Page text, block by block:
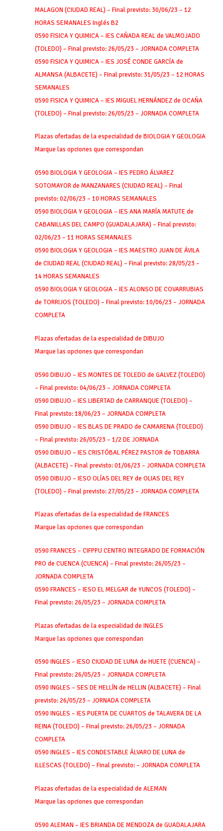
MALAGON (CIUDAD REAL) – Final previsto: 30/06/23 – 12
HORAS SEMANALES Inglés B2
0590 FISICA Y QUIMICA – IES CAÑADA REAL de VALMOJADO
(TOLEDO) – Final previsto: 26/05/23 – JORNADA COMPLETA
0590 FISICA Y QUIMICA – IES JOSÉ CONDE GARCÍA de
ALMANSA (ALBACETE) – Final previsto: 31/05/23 – 12 HORAS
SEMANALES
0590 FISICA Y QUIMICA – IES MIGUEL HERNÁNDEZ de OCAÑA
(TOLEDO) – Final previsto: 26/05/23 – JORNADA COMPLETA
Plazas ofertadas de la especialidad de BIOLOGIA Y GEOLOGIA
Marque las opciones que correspondan
0590 BIOLOGIA Y GEOLOGIA – IES PEDRO ÁLVAREZ
SOTOMAYOR de MANZANARES (CIUDAD REAL) – Final
previsto: 02/06/23 – 10 HORAS SEMANALES
0590 BIOLOGIA Y GEOLOGIA – IES ANA MARÍA MATUTE de
CABANILLAS DEL CAMPO (GUADALAJARA) – Final previsto:
02/06/23 – 11 HORAS SEMANALES
0590 BIOLOGIA Y GEOLOGIA – IES MAESTRO JUAN DE ÁVILA
de CIUDAD REAL (CIUDAD REAL) – Final previsto: 28/05/23 –
14 HORAS SEMANALES
0590 BIOLOGIA Y GEOLOGIA – IES ALONSO DE COVARRUBIAS
de TORRIJOS (TOLEDO) – Final previsto: 10/06/23 – JORNADA
COMPLETA
Plazas ofertadas de la especialidad de DIBUJO
Marque las opciones que correspondan
0590 DIBUJO – IES MONTES DE TOLEDO de GALVEZ (TOLEDO)
– Final previsto: 04/06/23 – JORNADA COMPLETA
0590 DIBUJO – IES LIBERTAD de CARRANQUE (TOLEDO) –
Final previsto: 18/06/23 – JORNADA COMPLETA
0590 DIBUJO – IES BLAS DE PRADO de CAMARENA (TOLEDO)
– Final previsto: 26/05/23 – 1/2 DE JORNADA
0590 DIBUJO – IES CRISTÓBAL PÉREZ PASTOR de TOBARRA
(ALBACETE) – Final previsto: 01/06/23 – JORNADA COMPLETA
0590 DIBUJO – IESO OLÍAS DEL REY de OLIAS DEL REY
(TOLEDO) – Final previsto: 27/05/23 – JORNADA COMPLETA
Plazas ofertadas de la especialidad de FRANCES
Marque las opciones que correspondan
0590 FRANCES – CIFPPU CENTRO INTEGRADO DE FORMACIÓN
PRO de CUENCA (CUENCA) – Final previsto: 26/05/23 –
JORNADA COMPLETA
0590 FRANCES – IESO EL MELGAR de YUNCOS (TOLEDO) –
Final previsto: 26/05/23 – JORNADA COMPLETA
Plazas ofertadas de la especialidad de INGLES
Marque las opciones que correspondan
0590 INGLES – IESO CIUDAD DE LUNA de HUETE (CUENCA) –
Final previsto: 26/05/23 – JORNADA COMPLETA
0590 INGLES – SES DE HELLÍN de HELLIN (ALBACETE) – Final
previsto: 26/05/23 – JORNADA COMPLETA
0590 INGLES – IES PUERTA DE CUARTOS de TALAVERA DE LA
REINA (TOLEDO) – Final previsto: 26/05/23 – JORNADA
COMPLETA
0590 INGLES – IES CONDESTABLE ÁLVARO DE LUNA de
ILLESCAS (TOLEDO) – Final previsto: – JORNADA COMPLETA
Plazas ofertadas de la especialidad de ALEMAN
Marque las opciones que correspondan
0590 ALEMAN – IES BRIANDA DE MENDOZA de GUADALAJARA